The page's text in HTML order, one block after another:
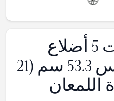
عجلة AMG ذات 5 أضلاع
مزدوجة، مقاس 53.3 سم (21
اللمعان